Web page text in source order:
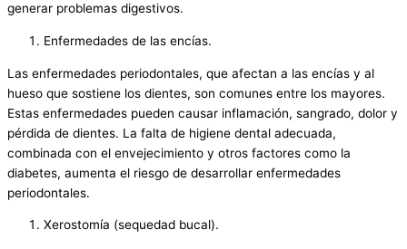
generar problemas digestivos.
Enfermedades de las encías.
Las enfermedades periodontales, que afectan a las encías y al
hueso que sostiene los dientes, son comunes entre los mayores.
Estas enfermedades pueden causar inflamación, sangrado, dolor y
pérdida de dientes. La falta de higiene dental adecuada,
combinada con el envejecimiento y otros factores como la
diabetes, aumenta el riesgo de desarrollar enfermedades
periodontales.
Xerostomía (sequedad bucal).